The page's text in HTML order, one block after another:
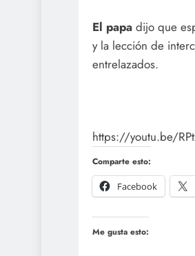
El papa dijo que
y la lección de
entrelazados.
https://youtu.be/
Comparte esto:
Facebook
Me gusta esto: